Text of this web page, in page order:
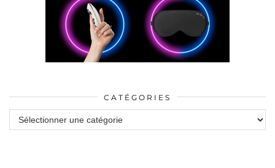
CATÉGORIES
Catégories